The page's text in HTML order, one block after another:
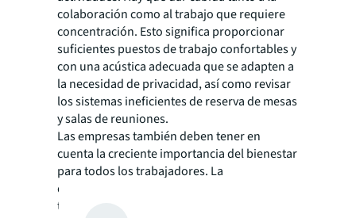
colaboración como al trabajo que requiere
concentración. Esto significa proporcionar
suficientes puestos de trabajo confortables y
con una acústica adecuada que se adapten a
la necesidad de privacidad, así como revisar
los sistemas ineficientes de reserva de mesas
y salas de reuniones.
Las empresas también deben tener en
cuenta la creciente importancia del bienestar
para todos los trabajadores. La
disponibilidad de alimentos saludables, una
temperatura agradable, calidad del aire,